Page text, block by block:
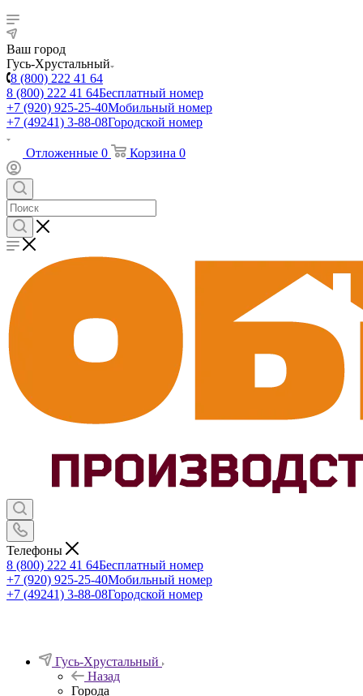
Ваш город
Гусь-Хрустальный
8 (800) 222 41 64
8 (800) 222 41 64Бесплатный номер
+7 (920) 925-25-40Мобильный номер
+7 (49241) 3-88-08Городской номер
Отложенные 0 Корзина 0
Телефоны
8 (800) 222 41 64Бесплатный номер
+7 (920) 925-25-40Мобильный номер
+7 (49241) 3-88-08Городской номер
Гусь-Хрустальный
Назад
Города